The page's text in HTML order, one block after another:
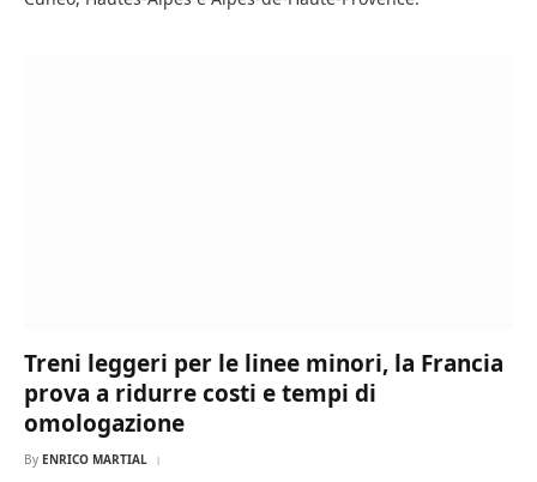
Treni leggeri per le linee minori, la Francia
prova a ridurre costi e tempi di
omologazione
By ENRICO MARTIAL